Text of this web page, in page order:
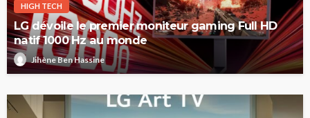
HIGH TECH
LG dévoile le premier moniteur gaming Full HD
natif 1000 Hz au monde
Jihène Ben Hassine